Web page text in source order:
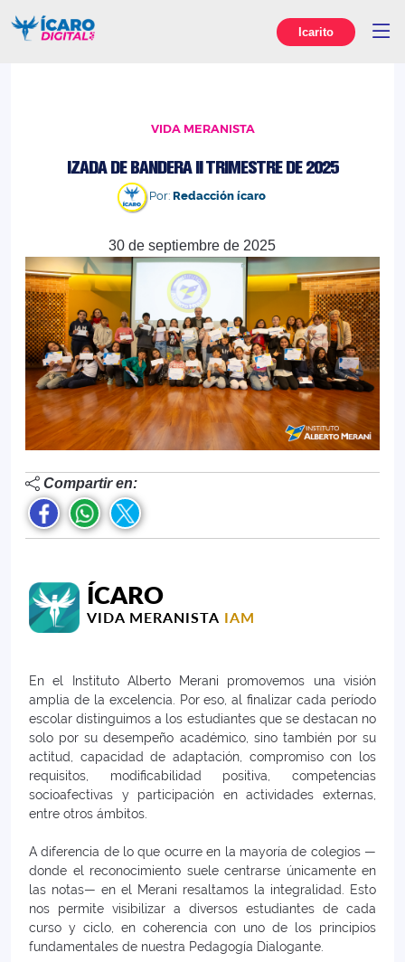
Icarito
VIDA MERANISTA
IZADA DE BANDERA II TRIMESTRE DE 2025
Por: Redacción ícaro
30 de septiembre de 2025
Compartir en:
ÍCARO
VIDA MERANISTA IAM
En el Instituto Alberto Merani promovemos una visión
amplia de la excelencia. Por eso, al finalizar cada período
escolar distinguimos a los estudiantes que se destacan no
solo por su desempeño académico, sino también por su
actitud, capacidad de adaptación, compromiso con los
requisitos, modificabilidad positiva, competencias
socioafectivas y participación en actividades externas,
entre otros ámbitos.
A diferencia de lo que ocurre en la mayoría de colegios —
donde el reconocimiento suele centrarse únicamente en
las notas— en el Merani resaltamos la integralidad. Esto
nos permite visibilizar a diversos estudiantes de cada
curso y ciclo, en coherencia con uno de los principios
fundamentales de nuestra Pedagogía Dialogante.